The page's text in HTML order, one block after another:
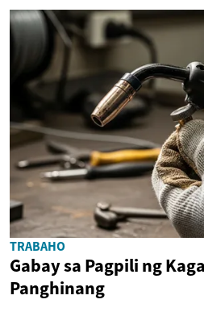
TRABAHO
Gabay sa Pagpili ng
Panghinang